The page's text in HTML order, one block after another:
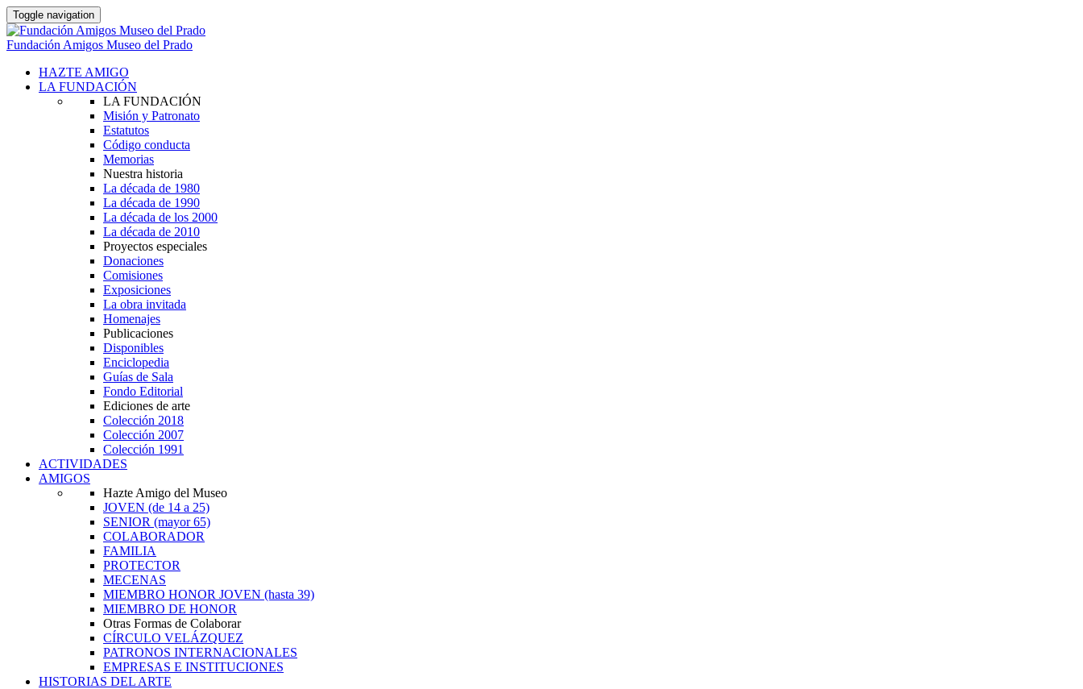
Toggle navigation
Fundación Amigos Museo del Prado
HAZTE AMIGO
LA FUNDACIÓN
LA FUNDACIÓN
Misión y Patronato
Estatutos
Código conducta
Memorias
Nuestra historia
La década de 1980
La década de 1990
La década de los 2000
La década de 2010
Proyectos especiales
Donaciones
Comisiones
Exposiciones
La obra invitada
Homenajes
Publicaciones
Disponibles
Enciclopedia
Guías de Sala
Fondo Editorial
Ediciones de arte
Colección 2018
Colección 2007
Colección 1991
ACTIVIDADES
AMIGOS
Hazte Amigo del Museo
JOVEN (de 14 a 25)
SENIOR (mayor 65)
COLABORADOR
FAMILIA
PROTECTOR
MECENAS
MIEMBRO HONOR JOVEN (hasta 39)
MIEMBRO DE HONOR
Otras Formas de Colaborar
CÍRCULO VELÁZQUEZ
PATRONOS INTERNACIONALES
EMPRESAS E INSTITUCIONES
HISTORIAS DEL ARTE